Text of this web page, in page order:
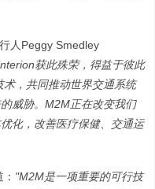
人Peggy Smedley
获此殊荣，得益于彼此
术，共同推动世界交通系统
威胁。 M2M正在改变我们
化，改善医疗保健、交通运
"M2M是一项重要的可行技